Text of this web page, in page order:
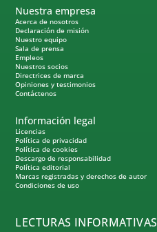
Nuestra empresa
Acerca de nosotros
Declaración de misión
Nuestro equipo
Sala de prensa
Empleos
Nuestros socios
Directrices de marca
Opiniones y testimonios
Contáctenos
Información legal
Licencias
Política de privacidad
Política de cookies
Descargo de responsabilidad
Política editorial
Marcas registradas y derechos de autor
Condiciones de uso
LECTURAS INFORMATIVAS